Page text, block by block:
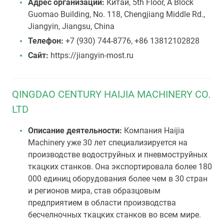
Адрес организации: Китай, 5th Floor, A Block
Guomao Building, No. 118, Chengjiang Middle Rd.,
Jiangyin, Jiangsu, China
Телефон: +7 (930) 744-8776, +86 13812102828
Сайт: https://jiangyin-most.ru
QINGDAO CENTURY HAIJIA MACHINERY CO.
LTD
Описание деятельности: Компания Haijia
Machinery уже 30 лет специализируется на
производстве водоструйных и пневмоструйных
ткацких станков. Она экспортировала более 180
000 единиц оборудования более чем в 30 стран
и регионов мира, став образцовым
предприятием в области производства
бесчелночных ткацких станков во всем мире.